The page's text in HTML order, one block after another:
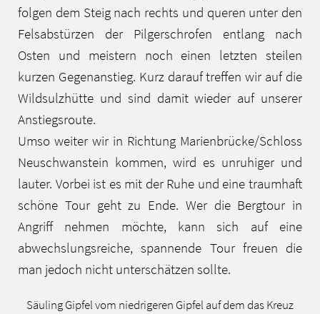
folgen dem Steig nach rechts und queren unter den
Felsabstürzen der Pilgerschrofen entlang nach
Osten und meistern noch einen letzten steilen
kurzen Gegenanstieg. Kurz darauf treffen wir auf die
Wildsulzhütte und sind damit wieder auf unserer
Anstiegsroute.
Umso weiter wir in Richtung Marienbrücke/Schloss
Neuschwanstein kommen, wird es unruhiger und
lauter. Vorbei ist es mit der Ruhe und eine traumhaft
schöne Tour geht zu Ende. Wer die Bergtour in
Angriff nehmen möchte, kann sich auf eine
abwechslungsreiche, spannende Tour freuen die
man jedoch nicht unterschätzen sollte.
Säuling Gipfel vom niedrigeren Gipfel auf dem das Kreuz